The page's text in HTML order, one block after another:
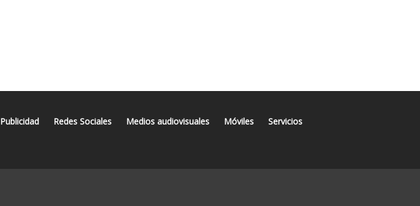
Publicidad Redes Sociales Medios audiovisuales Móviles Servicios